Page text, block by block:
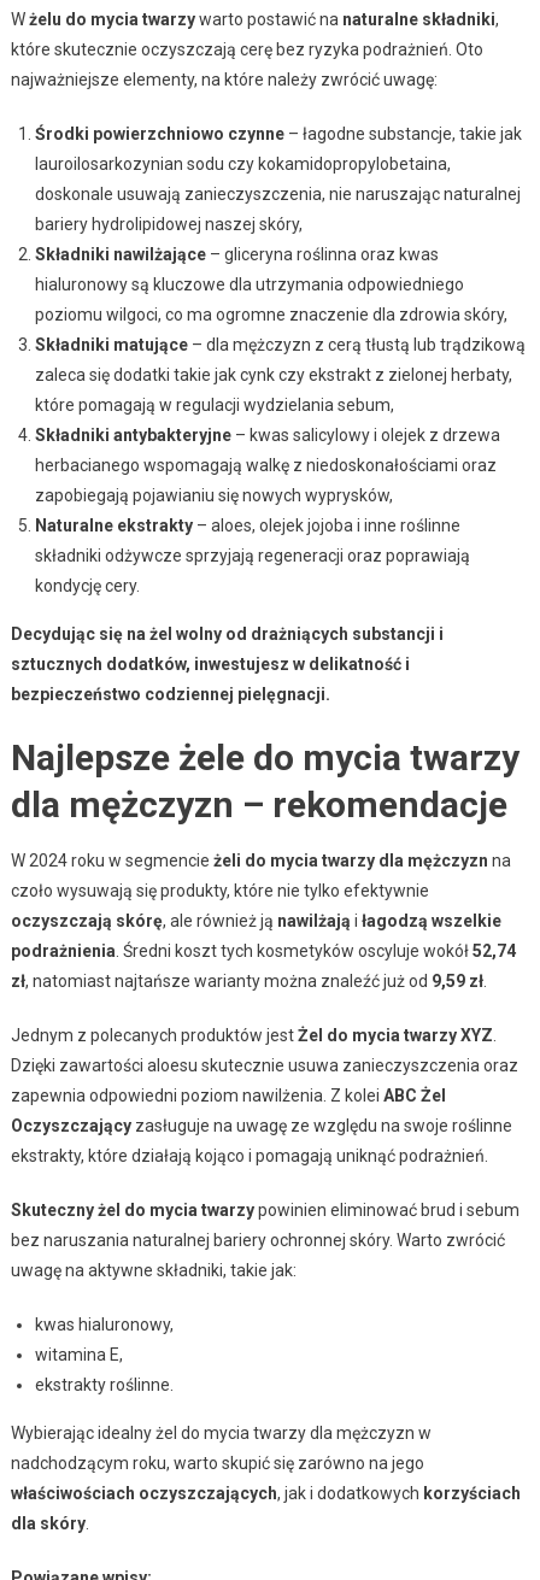
Wżelu do mycia twarzywarto postawić na naturalne składniki,
które skutecznie oczyszczają cerę bez ryzyka podrażnień. Oto
najważniejsze elementy, na które należy zwrócić uwagę:
Środki powierzchniowo czynne– łagodne substancje, takie jak
lauroilosarkozynian sodu czy kokamidopropylobetaina,
doskonale usuwają zanieczyszczenia, nie naruszając naturalnej
bariery hydrolipidowej naszej skóry,
Składniki nawilżające– gliceryna roślinna oraz kwas
hialuronowy są kluczowe dla utrzymania odpowiedniego
poziomu wilgoci, co ma ogromne znaczenie dla zdrowia skóry,
Składniki matujące– dla mężczyzn z cerą tłustą lub trądzikową
zaleca się dodatki takie jak cynk czy ekstrakt z zielonej herbaty,
które pomagają w regulacji wydzielania sebum,
Składniki antybakteryjne– kwas salicylowy i olejek z drzewa
herbacianego wspomagają walkę z niedoskonałościami oraz
zapobiegają pojawianiu się nowych wyprysków,
Naturalne ekstrakty– aloes, olejek jojoba i inne roślinne
składniki odżywcze sprzyjają regeneracji oraz poprawiają
kondycję cery.
Decydując się na żel wolny od drażniących substancji i
sztucznych dodatków, inwestujesz w delikatność i
bezpieczeństwo codziennej pielęgnacji.
Najlepsze żele do mycia twarzy
dla mężczyzn – rekomendacje
W 2024 roku w segmencie żeli do mycia twarzy dla mężczyzn na
czoło wysuwają się produkty, które nie tylko efektywnie
oczyszczają skórę, ale również ją nawilżają i łagodzą wszelkie
podrażnienia . Średni koszt tych kosmetyków oscyluje wokół52,74
zł, natomiast najtańsze warianty można znaleźć już od 9,59 zł.
Jednym z polecanych produktów jestŻel do mycia twarzy XYZ
Dzięki zawartości aloesu skutecznie usuwa zanieczyszczenia oraz
zapewnia odpowiedni poziom nawilżenia. Z kolei ABC Żel
Oczyszczającyzasługuje na uwagę ze względu na swoje roślinne
ekstrakty, które działają kojąco i pomagają uniknąć podrażnień.
Skuteczny żel do mycia twarzypowinien eliminować brud i sebum
bez naruszania naturalnej bariery ochronnej skóry. Warto zwrócić
uwagę na aktywne składniki, takie jak:
kwas hialuronowy,
witamina E,
ekstrakty roślinne.
Wybierając idealny żel do mycia twarzy dla mężczyzn w
nadchodzącym roku, warto skupić się zarówno na jego
właściwościach oczyszczających, jak i dodatkowych korzyściach
dla skóry.